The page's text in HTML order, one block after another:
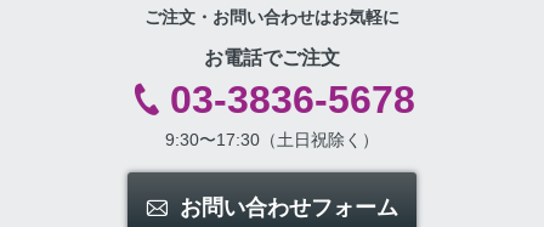
ご注文・お問い合わせはお気軽に
お電話でご注文
03-3836-5678
9:30〜17:30（土日祝除く）
お問い合わせフォーム